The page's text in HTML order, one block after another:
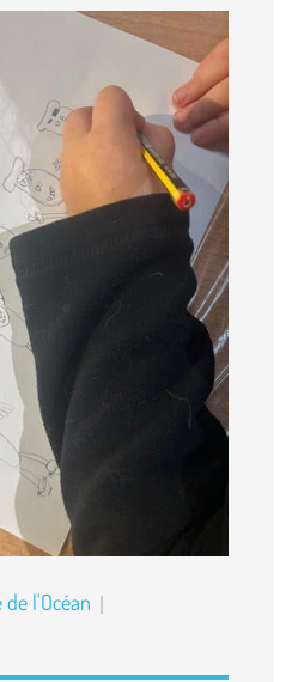
de l'Océan